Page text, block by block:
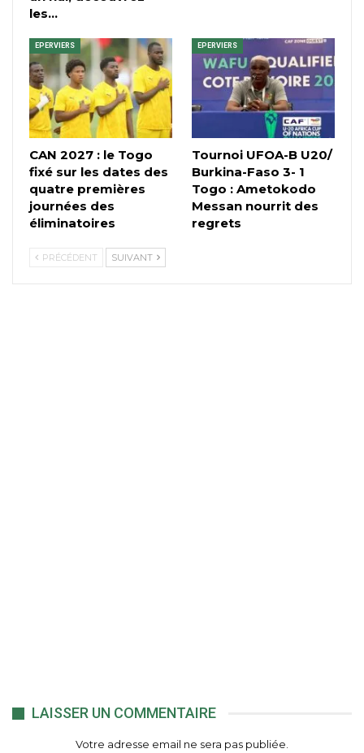
les…
EPERVIERS
CAN 2027 : le Togo
fixé sur les dates des
quatre premières
journées des
éliminatoires
EPERVIERS
Tournoi UFOA-B U20/
Burkina-Faso 3- 1
Togo : Ametokodo
Messan nourrit des
regrets
PRÉCÉDENT SUIVANT
LAISSER UN COMMENTAIRE
Votre adresse email ne sera pas publiée.